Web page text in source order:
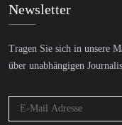
Newsletter
Tragen Sie sich in unsere
über unabhängigen